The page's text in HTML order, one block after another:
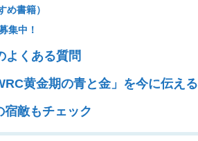
め書籍）
集中！
よくある質問
黄金期の青と金」を今に伝え
宿敵もチェック